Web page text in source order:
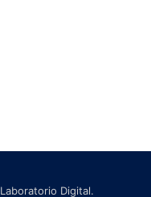
Laboratorio Digital.